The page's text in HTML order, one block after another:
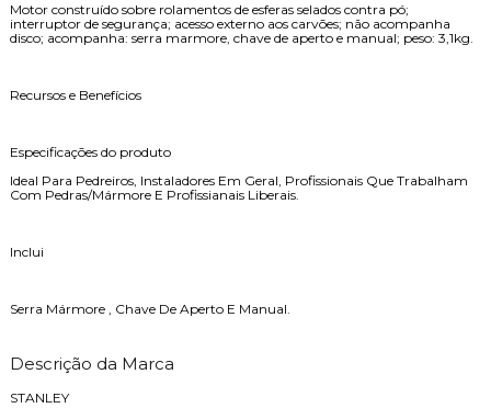
Motor construído sobre rolamentos de esferas selados contra pó;
interruptor de segurança; acesso externo aos carvões; não acompanha
disco; acompanha: serra marmore, chave de aperto e manual; peso: 3,1kg.
Recursos e Benefícios
Especificações do produto
Ideal Para Pedreiros, Instaladores Em Geral, Profissionais Que Trabalham
Com Pedras/Mármore E Profissianais Liberais.
Inclui
Serra Mármore , Chave De Aperto E Manual.
Descrição da Marca
STANLEY